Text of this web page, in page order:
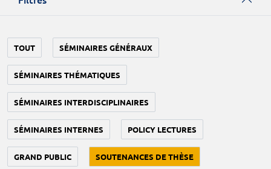
TOUT SÉMINAIRES GÉNÉRAUX
SÉMINAIRES THÉMATIQUES
SÉMINAIRES INTERDISCIPLINAIRES
SÉMINAIRES INTERNES POLICY LECTURES
GRAND PUBLIC SOUTENANCES DE THÈSE